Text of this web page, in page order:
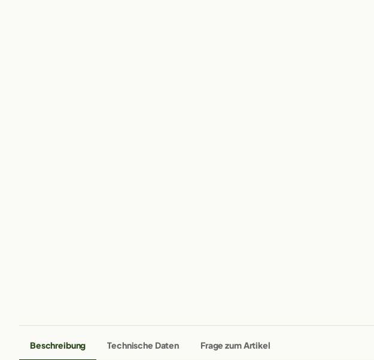
Beschreibung Technische Daten Frage zum Artikel